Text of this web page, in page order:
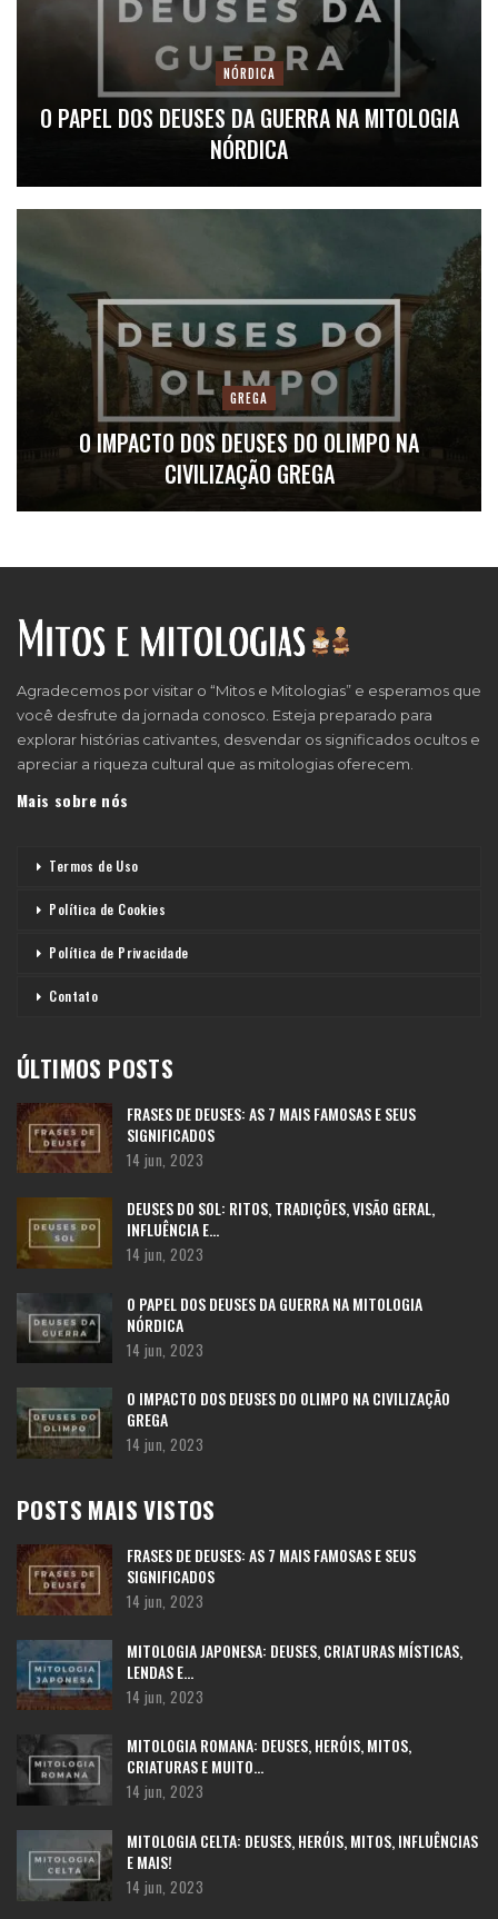
NÓRDICA
O PAPEL DOS DEUSES DA GUERRA NA MITOLOGIA
NÓRDICA
GREGA
O IMPACTO DOS DEUSES DO OLIMPO NA
CIVILIZAÇÃO GREGA
Agradecemos por visitar o “Mitos e Mitologias” e esperamos que
você desfrute da jornada conosco. Esteja preparado para
explorar histórias cativantes, desvendar os significados ocultos e
apreciar a riqueza cultural que as mitologias oferecem.
Mais sobre nós
Termos de Uso
Política de Cookies
Política de Privacidade
Contato
ÚLTIMOS POSTS
FRASES DE DEUSES: AS 7 MAIS FAMOSAS E SEUS
SIGNIFICADOS
14 jun, 2023
DEUSES DO SOL: RITOS, TRADIÇÕES, VISÃO GERAL,
INFLUÊNCIA E…
14 jun, 2023
O PAPEL DOS DEUSES DA GUERRA NA MITOLOGIA
NÓRDICA
14 jun, 2023
O IMPACTO DOS DEUSES DO OLIMPO NA CIVILIZAÇÃO
GREGA
14 jun, 2023
POSTS MAIS VISTOS
FRASES DE DEUSES: AS 7 MAIS FAMOSAS E SEUS
SIGNIFICADOS
14 jun, 2023
MITOLOGIA JAPONESA: DEUSES, CRIATURAS MÍSTICAS,
LENDAS E…
14 jun, 2023
MITOLOGIA ROMANA: DEUSES, HERÓIS, MITOS,
CRIATURAS E MUITO…
14 jun, 2023
MITOLOGIA CELTA: DEUSES, HERÓIS, MITOS, INFLUÊNCIAS
E MAIS!
14 jun, 2023